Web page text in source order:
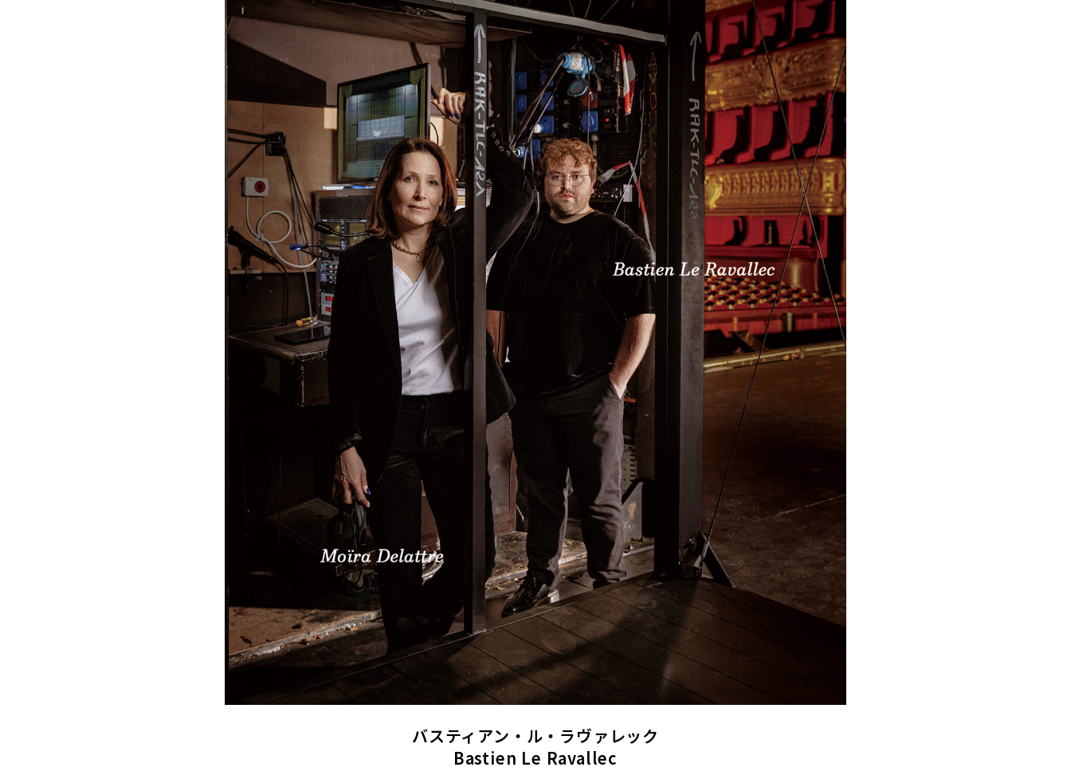
バスティアン・ル・ラヴァレック
Bastien Le Ravallec